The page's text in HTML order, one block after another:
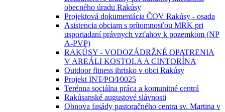
obecného úradu Rakúsy
Projektová dokumentácia ČOV Rakúsy - osada
Asistencia obciam s prítomnosťou MRK pri
usporiadaní právnych vzťahov k pozemkom (NP
A-PVP)
RAKÚSY - VODOZÁDRŽNÉ OPATRENIA
V AREÁLI KOSTOLA A CINTORÍNA
Outdoor fitness ihrisko v obci Rakúsy
Projekt INT⁄PO⁄I⁄0025
Terénna sociálna práca a komunitné centrá
Rakúsanské augustové slávnosti
Obnova fasády pastoračného centra sv. Martina v